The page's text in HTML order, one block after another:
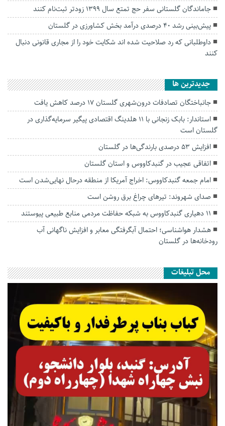
جاماندگان گلستانی سفر حج تمتع سال ۱۳۹۹ زودتر ثبت‌نام کنند
پیش‌بینی رشد ۴۰ درصدی درآمد بخش کشاورزی در گلستان
داوطلبانی که رد صلاحیت شده اند شکایت خود را از مجاری قانونی دنبال
کنند
جديدترين ها
جانباختگان تصادفات درون‌شهری گلستان ۱۷ درصد کاهش یافت
استاندار: بابک زنجانی با ۱۱ هلدینگ اقتصادی پیگیر سرمایه‌گذاری در
گلستان است
افزایش ۵۳ درصدی بارندگی‌ها در گلستان
اتفاقی عجیب در‌ گنبدکاووس و استان گلستان
امام جمعه گنبدکاووس: اخراج آمریکا از منطقه درحال نهایی‌شدن است
صدای شهروند: تیرهای چراغ برق روشن است
۱۱ دهیاری گنبدکاووس به شبکه حفاظت مردمی منابع طبیعی پیوستند
هشدار هواشناسی؛ احتمال آبگرفتگی معابر و افزایش ناگهانی آب
رودخانه‌ها در گلستان
محل تبلیغات